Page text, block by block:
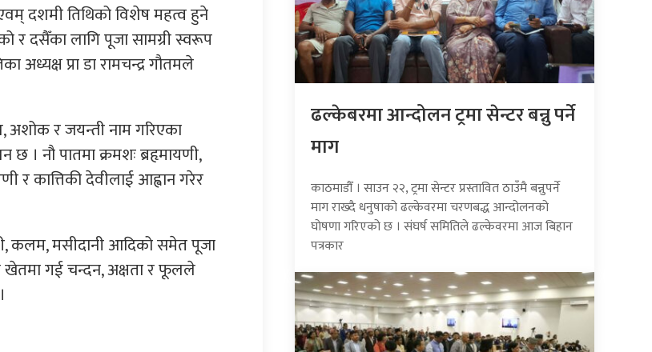
दशमी तिथिको विशेष महत्व हुने
र दसैँका लागि पूजा सामग्री स्वरूप
अध्यक्ष प्रा डा रामचन्द्र गौतमले
अशोक र जयन्ती नाम गरिएका
छ । नौ पातमा क्रमशः ब्रहृमायणी,
र कात्तिकी देवीलाई आह्वान गरेर
कलम, मसीदानी आदिको समेत पूजा
गई चन्दन, अक्षता र फूलले
ढल्केबरमा आन्दोलन ट्रमा सेन्टर बन्नु पर्ने
माग
काठमाडौँ । साउन २२, ट्रमा सेन्टर प्रस्तावित ठाउँमै बन्नुपर्ने
माग राख्दै धनुषाको ढल्केवरमा चरणबद्ध आन्दोलनको
घोषणा गरिएको छ । संघर्ष समितिले ढल्केवरमा आज बिहान
पत्रकार